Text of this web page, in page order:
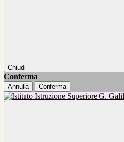
Chiudi
Conferma
Annulla Conferma